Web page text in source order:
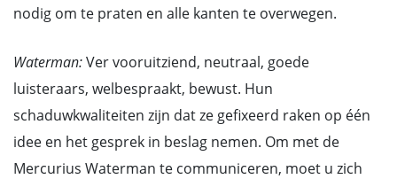
nodig om te praten en alle kanten te overwegen.
Waterman:Ver vooruitziend, neutraal, goede
luisteraars, welbespraakt, bewust. Hun
schaduwkwaliteiten zijn dat ze gefixeerd raken op één
idee en het gesprek in beslag nemen. Om met de
Mercurius Waterman te communiceren, moet u zich